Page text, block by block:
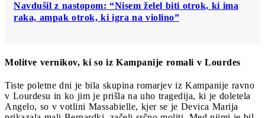
Navdušil z nastopom: “Nisem želel biti otrok, ki ima
raka, ampak otrok, ki igra na violino”
Molitve vernikov, ki so iz Kampanije romali v Lourdes
Tiste poletne dni je bila skupina romarjev iz Kampanije ravno
v Lourdesu in ko jim je prišla na uho tragedija, ki je doletela
Angelo, so v votlini Massabielle, kjer se je Devica Marija